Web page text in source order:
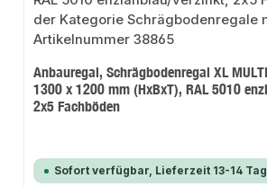
Anbauregal, Schrägbodenregal XL
1300 x 1200 mm (HxBxT), RAL 5010
2x5 Fachböden
Sofort verfügbar, Lieferzeit 13-14